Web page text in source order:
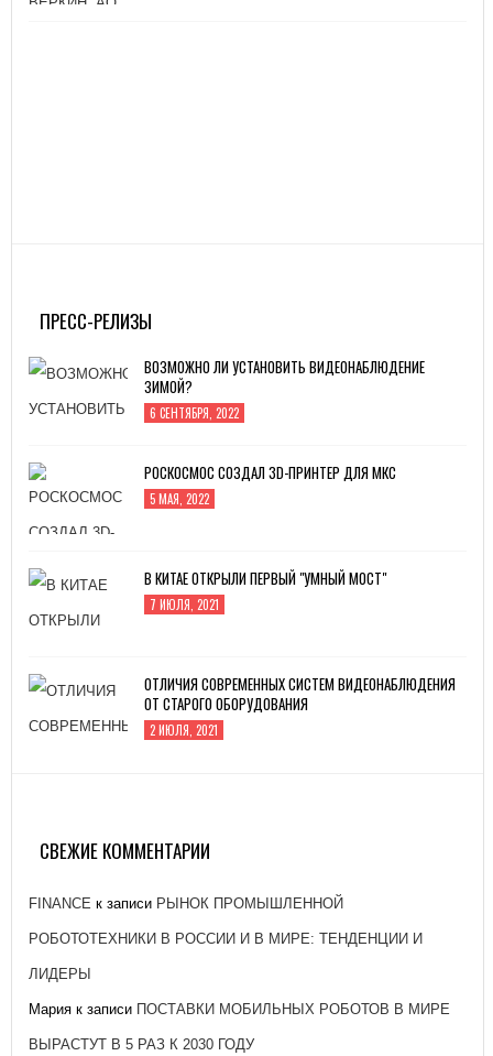
ПРЕСС-РЕЛИЗЫ
ВОЗМОЖНО ЛИ УСТАНОВИТЬ ВИДЕОНАБЛЮДЕНИЕ
ЗИМОЙ?
6 СЕНТЯБРЯ, 2022
РОСКОСМОС СОЗДАЛ 3D-ПРИНТЕР ДЛЯ МКС
5 МАЯ, 2022
В КИТАЕ ОТКРЫЛИ ПЕРВЫЙ "УМНЫЙ МОСТ"
7 ИЮЛЯ, 2021
ОТЛИЧИЯ СОВРЕМЕННЫХ СИСТЕМ ВИДЕОНАБЛЮДЕНИЯ
ОТ СТАРОГО ОБОРУДОВАНИЯ
2 ИЮЛЯ, 2021
26 ЯНВАРЯ, 2021
СВЕЖИЕ КОММЕНТАРИИ
FINANCE к записи РЫНОК ПРОМЫШЛЕННОЙ
РОБОТОТЕХНИКИ В РОССИИ И В МИРЕ: ТЕНДЕНЦИИ И
ЛИДЕРЫ
Мария к записи ПОСТАВКИ МОБИЛЬНЫХ РОБОТОВ В МИРЕ
ВЫРАСТУТ В 5 РАЗ К 2030 ГОДУ